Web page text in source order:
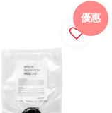
優惠